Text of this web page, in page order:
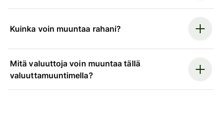
Kuinka voin muuntaa rahani?
Mitä valuuttoja voin muuntaa tällä
valuuttamuuntimella?